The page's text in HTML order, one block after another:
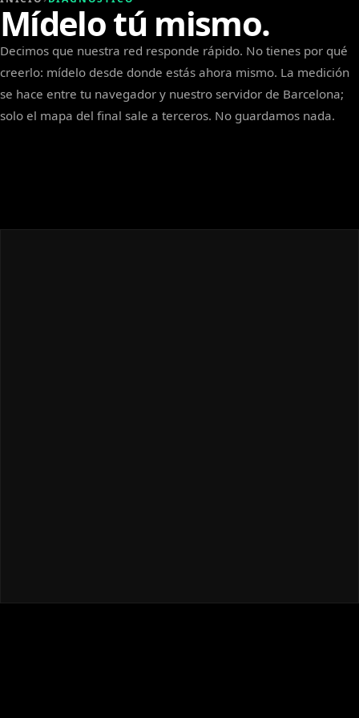
Mídelo tú mismo.
Decimos que nuestra red responde rápido. No tienes por qué
creerlo: mídelo desde donde estás ahora mismo. La medición
se hace entre tu navegador y nuestro servidor de Barcelona;
solo el mapa del final sale a terceros. No guardamos nada.